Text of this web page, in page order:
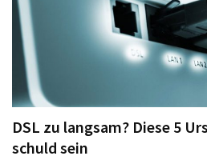
DSL zu langsam? Diese 5
schuld sein